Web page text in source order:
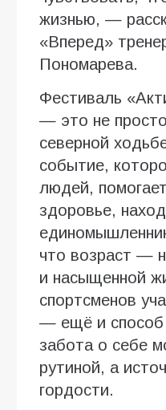
жизнью, —
«Вперед»
Пономарева.
Фестиваль
— это не
северной
событие,
людей,
здоровье,
что возраст —
и насыщенной
спортсменов
— ещё и способ
забота о себе
рутиной, а
гордости.